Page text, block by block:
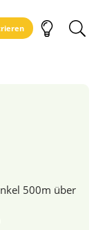
500m über